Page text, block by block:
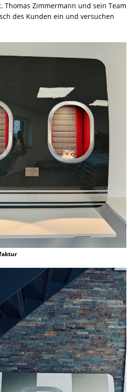
Thomas Zimmermann und sein Team
des Kunden ein und versuchen